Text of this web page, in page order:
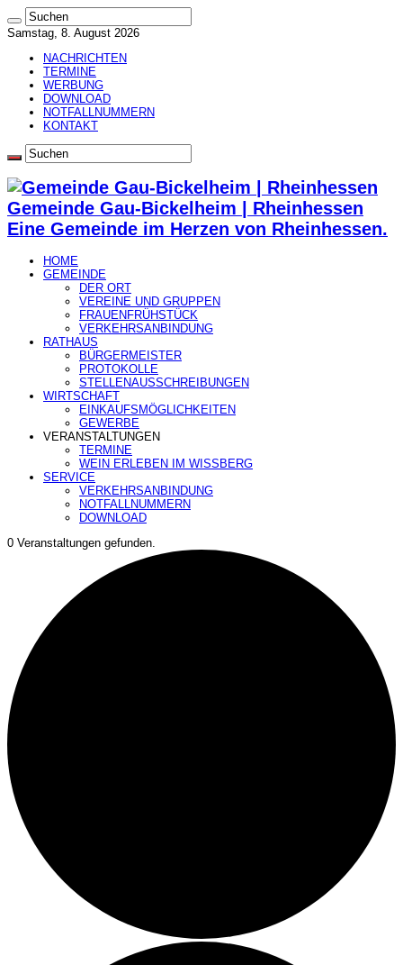
Samstag, 8. August 2026
NACHRICHTEN
TERMINE
WERBUNG
DOWNLOAD
NOTFALLNUMMERN
KONTAKT
Gemeinde Gau-Bickelheim | Rheinhessen
Eine Gemeinde im Herzen von Rheinhessen.
HOME
GEMEINDE
DER ORT
VEREINE UND GRUPPEN
FRAUENFRÜHSTÜCK
VERKEHRSANBINDUNG
RATHAUS
BÜRGERMEISTER
PROTOKOLLE
STELLENAUSSCHREIBUNGEN
WIRTSCHAFT
EINKAUFSMÖGLICHKEITEN
GEWERBE
VERANSTALTUNGEN
TERMINE
WEIN ERLEBEN IM WISSBERG
SERVICE
VERKEHRSANBINDUNG
NOTFALLNUMMERN
DOWNLOAD
0 Veranstaltungen gefunden.